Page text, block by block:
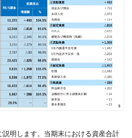
明します。当期末における資産合計